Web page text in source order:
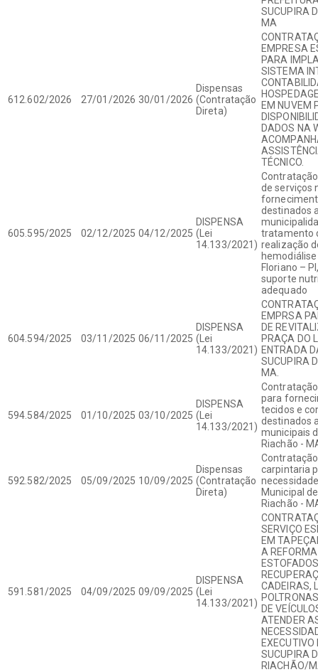
SUCUPIRA
MA
612.602/2026 27/01/2026 30/01/2026
Dispensas
(Contratação
Direta)
EMPRESA
PARA
SISTEMA
EM NUVEM
DADOS NA
TÉCNICO.
605.595/2025 02/12/2025 04/12/2025
DISPENSA
(Lei
14.133/2021)
de serviços
destinados
tratamento
realização
Floriano –
suporte
adequado
604.594/2025 03/11/2025 06/11/2025
DISPENSA
(Lei
14.133/2021)
EMPRSA
DE
PRAÇA DO
ENTRADA
SUCUPIRA
MA.
594.584/2025 01/10/2025 03/10/2025
DISPENSA
(Lei
14.133/2021)
para
tecidos e
destinados
municipais
Riachão -
592.582/2025 05/09/2025 10/09/2025
Dispensas
(Contratação
Direta)
carpintaria
Municipal
Riachão -
591.581/2025 04/09/2025 09/09/2025
DISPENSA
(Lei
14.133/2021)
SERVIÇO
EM
A
CADEIRAS,
DE
ATENDER
EXECUTIVO
SUCUPIRA
RIACHÃO/